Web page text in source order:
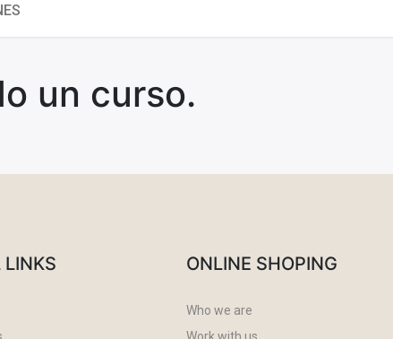
un curso.
LINKS ONLINE SHOPING
Who we are